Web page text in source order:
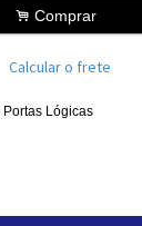
. Comprar
Calcular o frete
Lógicas